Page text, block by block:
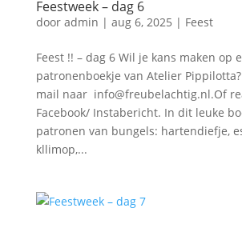
Feestweek – dag 6
door admin | aug 6, 2025 | Feest
Feest !! – dag 6 Wil je kans maken op
patronenboekje van Atelier
mail naar info@freubelachtig.nl.Of
Facebook/ Instabericht. In dit leuke
patronen van bungels: hartendiefje,
kllimop,...